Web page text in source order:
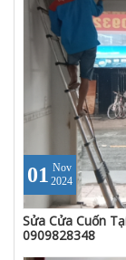
01 Nov
2024
Sửa Cửa Cuốn
0909828348